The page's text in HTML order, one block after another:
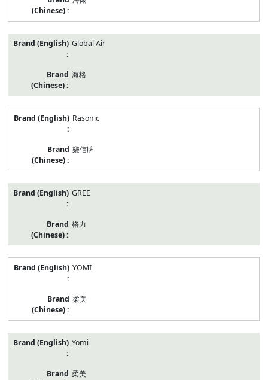
Global Air
海格
Rasonic
樂信牌
GREE
格力
YOMI
柔美
Yomi
柔美